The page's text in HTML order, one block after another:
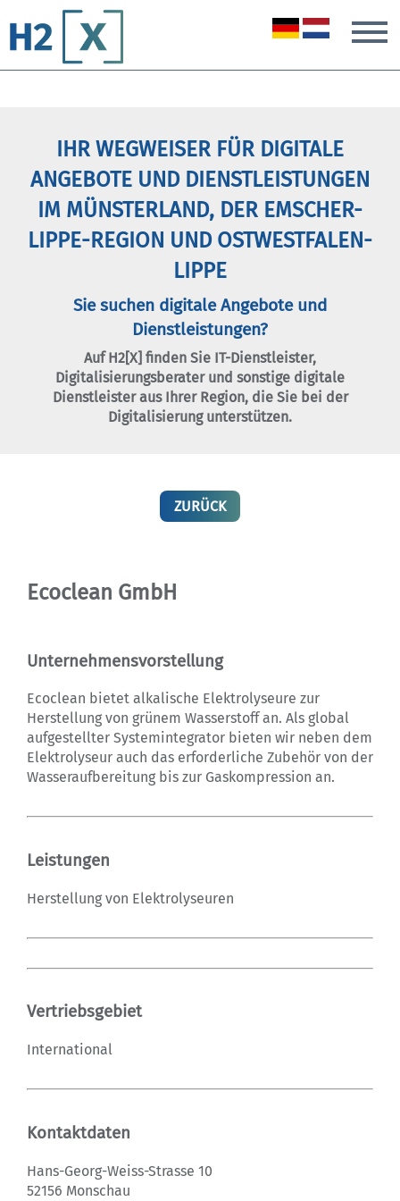
IHR WEGWEISER FÜR DIGITALE
ANGEBOTE UND DIENSTLEISTUNGEN
IM MÜNSTERLAND, DER EMSCHER-
LIPPE-REGION UND OSTWESTFALEN-
LIPPE
Sie suchen digitale Angebote und
Dienstleistungen?
Auf H2[X] finden Sie IT-Dienstleister,
Digitalisierungsberater und sonstige digitale
Dienstleister aus Ihrer Region, die Sie bei der
Digitalisierung unterstützen.
ZURÜCK
Ecoclean GmbH
Unternehmensvorstellung
Ecoclean bietet alkalische Elektrolyseure zur
Herstellung von grünem Wasserstoff an. Als global
aufgestellter Systemintegrator bieten wir neben dem
Elektrolyseur auch das erforderliche Zubehör von der
Wasser­aufbereitung bis zur Gaskompression an.
Leistungen
Herstellung von Elektrolyseuren
Vertriebsgebiet
International
Kontaktdaten
Hans-Georg-Weiss-Strasse 10
52156 Monschau